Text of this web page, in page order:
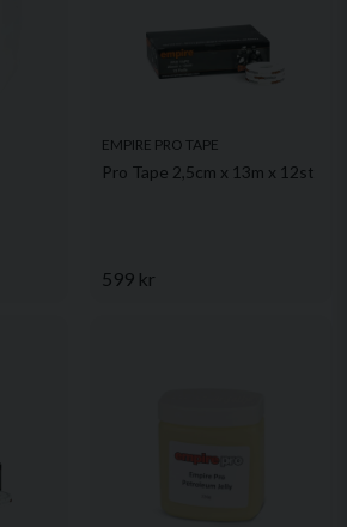
EMPIRE PRO TAPE
Pro Tape 2,5cm x 13m x 12st
599 kr